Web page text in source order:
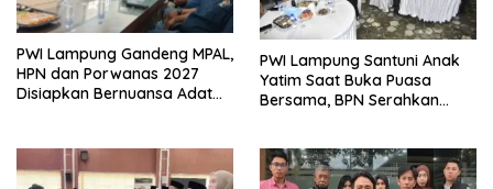
PWI Lampung Gandeng MPAL,
HPN dan Porwanas 2027
Disiapkan Bernuansa Adat
PWI Lampung Santuni Anak
Yatim Saat Buka Puasa
Bersama, BPN Serahkan